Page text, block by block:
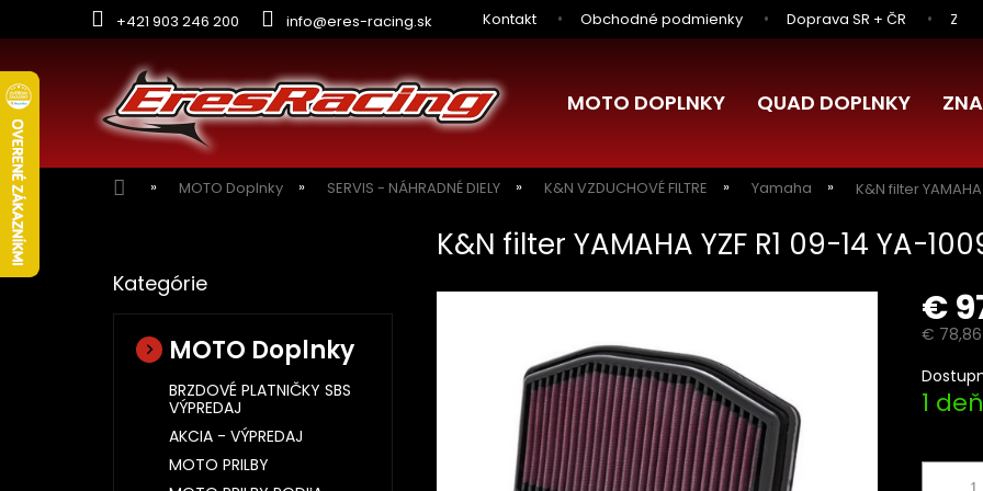
+421 903 246 200 info@eres-racing.sk Kontakt Obchodné podmienky Doprava SR + ČR
MOTO DOPLNKY QUAD DOPLNKY
DomovMOTO Doplnky SERVIS - NÁHRADNÉ DIELY K&N VZDUCHOVÉ FILTRE Yamaha K&N filter
kategórie
Kategórie
MOTO Doplnky
BRZDOVÉ PLATNIČKY SBS
VÝPREDAJ
AKCIA - VÝPREDAJ
MOTO PRILBY
K&N filter YAMAHA YZF R1 09-14 YA-
€
€ 78,86
cena:
1 deň